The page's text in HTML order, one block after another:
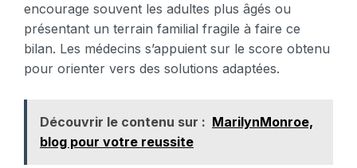
encourage souvent les adultes plus âgés ou
présentant un terrain familial fragile à faire ce
bilan. Les médecins s’appuient sur le score obtenu
pour orienter vers des solutions adaptées.
Découvrir le contenu sur : MarilynMonroe,
blog pour votre reussite